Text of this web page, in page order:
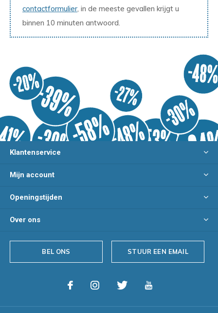
contactformulier, in de meeste gevallen krijgt u
binnen 10 minuten antwoord.
Klantenservice
Mijn account
Openingstijden
Over ons
BEL ONS STUUR EEN EMAIL